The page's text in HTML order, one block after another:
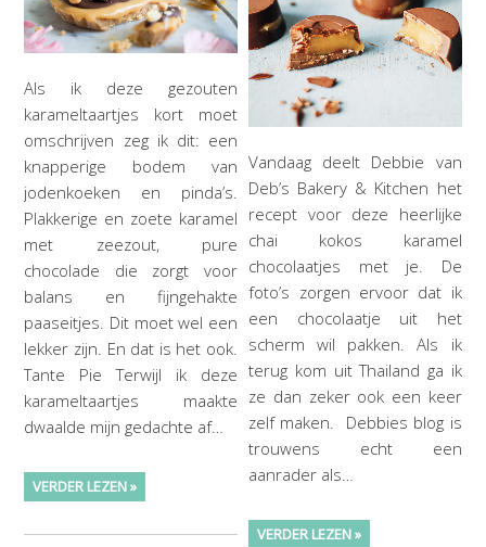
Als ik deze gezouten
karameltaartjes kort moet
omschrijven zeg ik dit: een
knapperige bodem van
jodenkoeken en pinda’s.
Plakkerige en zoete karamel
met zeezout, pure
chocolade die zorgt voor
balans en fijngehakte
paaseitjes. Dit moet wel een
lekker zijn. En dat is het ook.
Tante Pie Terwijl ik deze
karameltaartjes maakte
dwaalde mijn gedachte af…
VERDER LEZEN »
Vandaag deelt Debbie van
Deb’s Bakery & Kitchen het
recept voor deze heerlijke
chai kokos karamel
chocolaatjes met je. De
foto’s zorgen ervoor dat ik
een chocolaatje uit het
scherm wil pakken. Als ik
terug kom uit Thailand ga ik
ze dan zeker ook een keer
zelf maken. Debbies blog is
trouwens echt een
aanrader als…
VERDER LEZEN »